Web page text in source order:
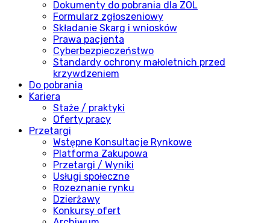
Dokumenty do pobrania dla ZOL
Formularz zgłoszeniowy
Składanie Skarg i wniosków
Prawa pacjenta
Cyberbezpieczeństwo
Standardy ochrony małoletnich przed
krzywdzeniem
Do pobrania
Kariera
Staże / praktyki
Oferty pracy
Przetargi
Wstępne Konsultacje Rynkowe
Platforma Zakupowa
Przetargi / Wyniki
Usługi społeczne
Rozeznanie rynku
Dzierżawy
Konkursy ofert